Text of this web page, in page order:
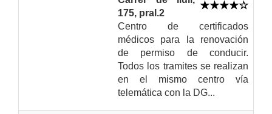
175, pral.2
Centro de certificados
médicos para la renovación
de permiso de conducir.
Todos los tramites se realizan
en el mismo centro vía
telemática con la DG...